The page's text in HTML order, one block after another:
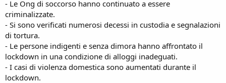
- Le Ong di soccorso hanno continuato a essere
criminalizzate.
- Si sono verificati numerosi decessi in custodia e segnalazioni
di tortura.
- Le persone indigenti e senza dimora hanno affrontato il
lockdown in una condizione di alloggi inadeguati.
- I casi di violenza domestica sono aumentati durante il
lockdown.